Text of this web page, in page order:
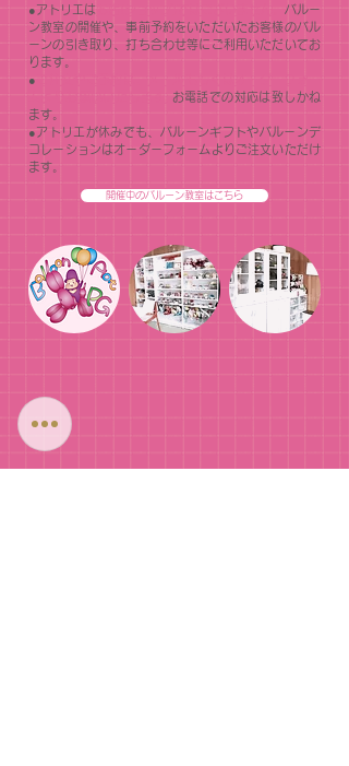
●アトリエは お店(ショップ)ではございません。 バルー
ン教室の開催や、事前予約をいただいたお客様のバル
ーンの引き取り、打ち合わせ等にご利用いただいてお
ります。
●
ご注文やご予約は、メールもしくはオーダーフォー
お電話での対応は致しかね
ます。
●アトリエが休みでも、バルーンギフトやバルーンデ
コレーションはオーダーフォームよりご注文いただけ
ます。
開催中のバルーン教室はこちら